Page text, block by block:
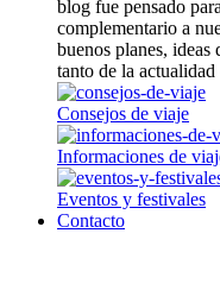
blog fue pensado
complementario a
buenos planes,
tanto de la
Consejos de viaje
Informaciones de
Eventos y festivales
Contacto